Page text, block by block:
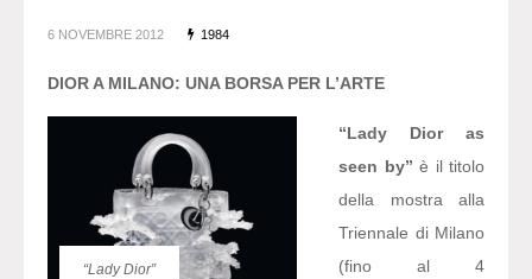
6 NOVEMBRE 2012 1984
DIOR A MILANO: UNA BORSA PER L’ARTE
“Lady Dior”
“Lady Dior as
seen by” è il titolo
della mostra alla
Triennale di Milano
(fino al 4